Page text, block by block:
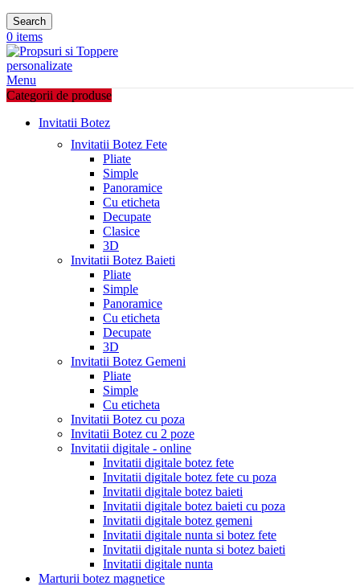
Search
0 items
Menu
Categorii de produse
Invitatii Botez
Invitatii Botez Fete
Pliate
Simple
Panoramice
Cu eticheta
Decupate
Clasice
3D
Invitatii Botez Baieti
Pliate
Simple
Panoramice
Cu eticheta
Decupate
3D
Invitatii Botez Gemeni
Pliate
Simple
Cu eticheta
Invitatii Botez cu poza
Invitatii Botez cu 2 poze
Invitatii digitale - online
Invitatii digitale botez fete
Invitatii digitale botez fete cu poza
Invitatii digitale botez baieti
Invitatii digitale botez baieti cu poza
Invitatii digitale botez gemeni
Invitatii digitale nunta si botez fete
Invitatii digitale nunta si botez baieti
Invitatii digitale nunta
Marturii botez magnetice